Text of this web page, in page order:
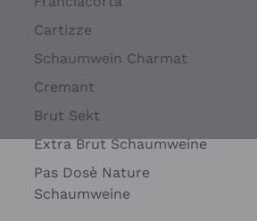
Cartizze
Schaumwein Charmat
Cremant
Brut Sekt
Extra Brut Schaumweine
Pas Dosè Nature
Schaumweine